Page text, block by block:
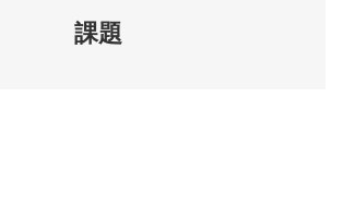
課題